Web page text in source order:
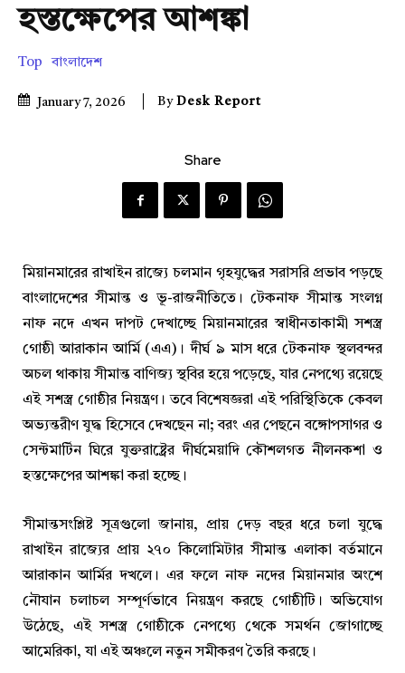
হস্তক্ষেপের আশঙ্কা
Top বাংলাদেশ
January 7, 2026 By Desk Report
Share
মিয়ানমারের রাখাইন রাজ্যে চলমান গৃহযুদ্ধের সরাসরি প্রভাব পড়ছে
বাংলাদেশের সীমান্ত ও ভূ-রাজনীতিতে। টেকনাফ সীমান্ত সংলগ্ন
নাফ নদে এখন দাপট দেখাচ্ছে মিয়ানমারের স্বাধীনতাকামী সশস্ত্র
গোষ্ঠী আরাকান আর্মি (এএ)। দীর্ঘ ৯ মাস ধরে টেকনাফ স্থলবন্দর
অচল থাকায় সীমান্ত বাণিজ্য স্থবির হয়ে পড়েছে, যার নেপথ্যে রয়েছে
এই সশস্ত্র গোষ্ঠীর নিয়ন্ত্রণ। তবে বিশেষজ্ঞরা এই পরিস্থিতিকে কেবল
অভ্যন্তরীণ যুদ্ধ হিসেবে দেখছেন না; বরং এর পেছনে বঙ্গোপসাগর ও
সেন্টমার্টিন ঘিরে যুক্তরাষ্ট্রের দীর্ঘমেয়াদি কৌশলগত নীলনকশা ও
হস্তক্ষেপের আশঙ্কা করা হচ্ছে।
সীমান্তসংশ্লিষ্ট সূত্রগুলো জানায়, প্রায় দেড় বছর ধরে চলা যুদ্ধে
রাখাইন রাজ্যের প্রায় ২৭০ কিলোমিটার সীমান্ত এলাকা বর্তমানে
আরাকান আর্মির দখলে। এর ফলে নাফ নদের মিয়ানমার অংশে
নৌযান চলাচল সম্পূর্ণভাবে নিয়ন্ত্রণ করছে গোষ্ঠীটি। অভিযোগ
উঠেছে, এই সশস্ত্র গোষ্ঠীকে নেপথ্যে থেকে সমর্থন জোগাচ্ছে
আমেরিকা, যা এই অঞ্চলে নতুন সমীকরণ তৈরি করছে।